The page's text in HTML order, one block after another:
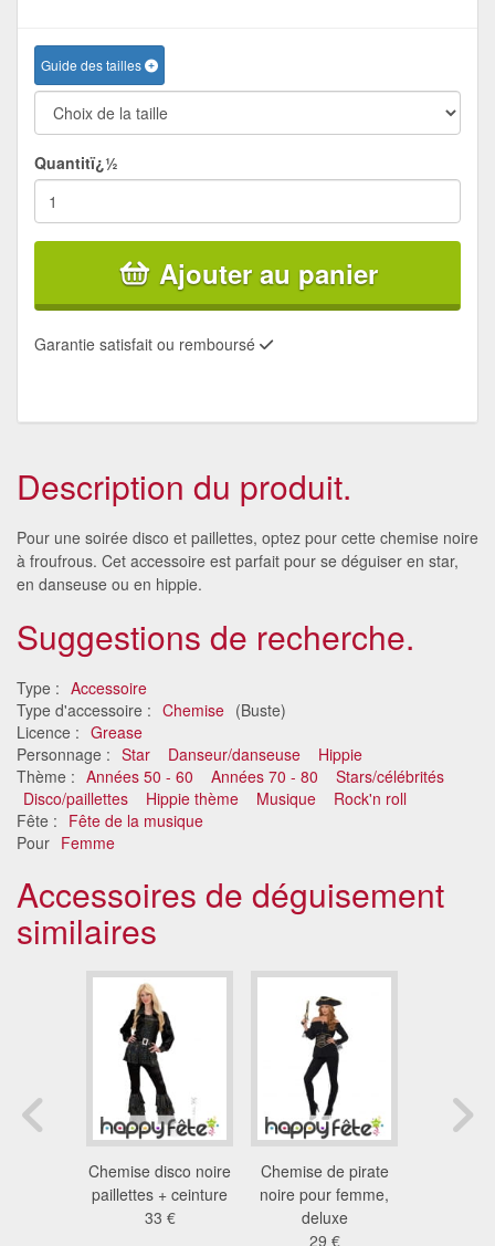
Guide des tailles
Quantitï¿½
Ajouter au panier
Garantie satisfait ou remboursé
Description du produit.
Pour une soirée disco et paillettes, optez pour cette chemise noire
à froufrous. Cet accessoire est parfait pour se déguiser en star,
en danseuse ou en hippie.
Suggestions de recherche.
Type : Accessoire
Type d'accessoire : Chemise (Buste)
Licence : Grease
Personnage : Star Danseur/danseuse
Hippie
Thème : Années 50 - 60 Années 70 - 80
Stars/célébrités
Disco/paillettes
Hippie thème Musique
Rock'n roll
Fête : Fête de la musique
Pour Femme
Accessoires de déguisement
similaires
Chemise disco noire
paillettes + ceinture
33 €
Chemise de pirate
noire pour femme,
deluxe
29 €